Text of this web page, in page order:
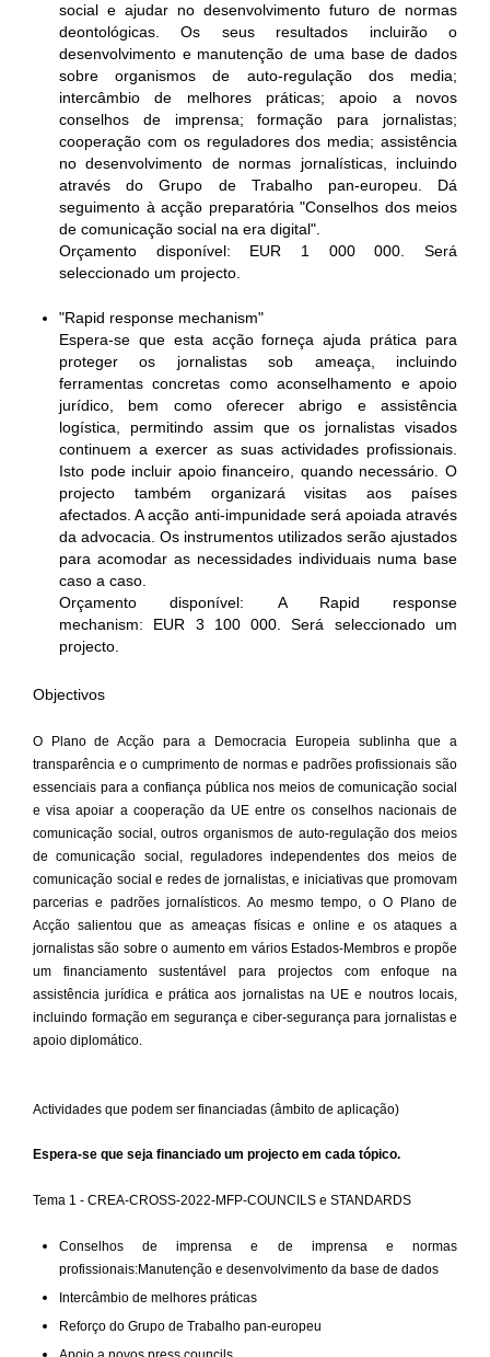
social e ajudar no desenvolvimento futuro de normas
deontológicas. Os seus resultados incluirão o
desenvolvimento e manutenção de uma base de dados
sobre organismos de auto-regulação dos media;
intercâmbio de melhores práticas; apoio a novos
conselhos de imprensa; formação para jornalistas;
cooperação com os reguladores dos media; assistência
no desenvolvimento de normas jornalísticas, incluindo
através do Grupo de Trabalho pan-europeu. Dá
seguimento à acção preparatória "Conselhos dos meios
de comunicação social na era digital".
Orçamento disponível: EUR 1 000 000. Será
seleccionado um projecto.
"Rapid response mechanism"
Espera-se que esta acção forneça ajuda prática para
proteger os jornalistas sob ameaça, incluindo
ferramentas concretas como aconselhamento e apoio
jurídico, bem como oferecer abrigo e assistência
logística, permitindo assim que os jornalistas visados
continuem a exercer as suas actividades profissionais.
Isto pode incluir apoio financeiro, quando necessário. O
projecto também organizará visitas aos países
afectados. A acção anti-impunidade será apoiada através
da advocacia. Os instrumentos utilizados serão ajustados
para acomodar as necessidades individuais numa base
caso a caso.
Orçamento disponível: A Rapid response
mechanism: EUR 3 100 000. Será seleccionado um
projecto.
Objectivos
O Plano de Acção para a Democracia Europeia sublinha que a
transparência e o cumprimento de normas e padrões profissionais são
essenciais para a confiança pública nos meios de comunicação social
e visa apoiar a cooperação da UE entre os conselhos nacionais de
comunicação social, outros organismos de auto-regulação dos meios
de comunicação social, reguladores independentes dos meios de
comunicação social e redes de jornalistas, e iniciativas que promovam
parcerias e padrões jornalísticos. Ao mesmo tempo, oO Plano de
Acção salientou que as ameaças físicas e online e os ataques a
jornalistas são sobre o aumento em vários Estados-Membros e propõe
um financiamento sustentável para projectos com enfoque na
assistência jurídica e prática aos jornalistas na UE e noutros locais,
incluindo formação em segurança e ciber-segurança para jornalistas e
apoio diplomático.
Actividades que podem ser financiadas (âmbito de aplicação)
Espera-se que seja financiado um projecto em cada tópico.
Tema 1 - CREA-CROSS-2022-MFP-COUNCILS e STANDARDS
Conselhos de imprensa e de imprensa e normas
profissionais:Manutenção e desenvolvimento da base de dados
Intercâmbio de melhores práticas
Reforço do Grupo de Trabalho pan-europeu